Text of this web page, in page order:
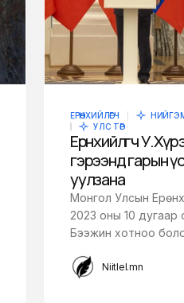
ЕРӨНХИЙЛӨГЧ
УЛС ТӨР
Ерөнхийлөгч
гэрээнд гарын
уулзана
Монгол Улсын
2023 оны 10 дугаар
Бээжин хотноо
Niitlel.mn